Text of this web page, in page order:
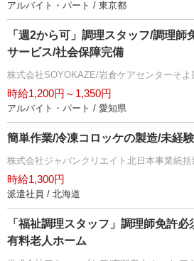
アルバイト・パート / 東京都
「週2から可」調理スタッフ/調理師
サービス/社会保障完備
株式会社SOYOKAZE/岩倉ケアセンターそよ
時給1,200円～1,350円
アルバイト・パート / 愛知県
簡単作業/冷凍コロッケの製造/未経
株式会社ジャパンクリエイト北日本事業統括
時給1,300円
派遣社員 / 北海道
「福祉調理スタッフ」調理師免許
有料老人ホーム